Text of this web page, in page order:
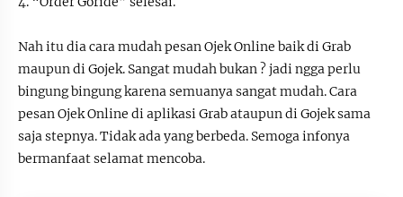
Nah itu dia cara mudah pesan Ojek Online baik di Grab
maupun di Gojek. Sangat mudah bukan ? jadi ngga perlu
bingung bingung karena semuanya sangat mudah. Cara
pesan Ojek Online di aplikasi Grab ataupun di Gojek sama
saja stepnya. Tidak ada yang berbeda. Semoga infonya
bermanfaat selamat mencoba.